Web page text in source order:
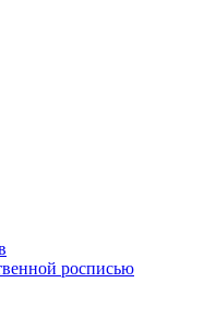
росписью